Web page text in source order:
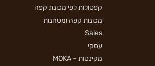
קפסולות לפי מכונת קפה
מכונות קפה ומטחנות
Sales
עסקי
מקינטות – MOKA